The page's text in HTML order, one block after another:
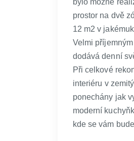
bylo možné
prostor na dvě
12 m2 v
Velmi
dodává denní
Při celkové
interiéru v
ponechány jak
moderní
kde se vám